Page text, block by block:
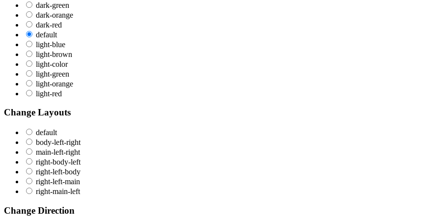
dark-green
dark-orange
dark-red
default
light-blue
light-brown
light-color
light-green
light-orange
light-red
Change Layouts
default
body-left-right
main-left-right
right-body-left
right-left-body
right-left-main
right-main-left
Change Direction